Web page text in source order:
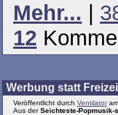
Mehr...
12
Werbung statt
Veröffentlicht durch Ventilator
Aus derSeichteste-Popmusik-